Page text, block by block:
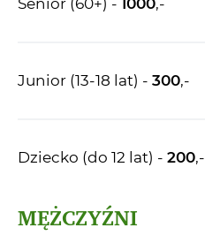
Senior (60+) - 1000,-
Junior (13-18 lat) - 300,-
Dziecko (do 12 lat) - 200,-
MĘŻCZYŹNI